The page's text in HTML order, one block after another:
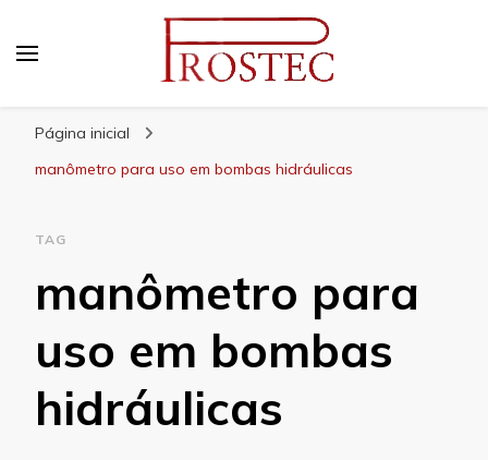
Página inicial
manômetro para uso em bombas hidráulicas
TAG
manômetro para
uso em bombas
hidráulicas